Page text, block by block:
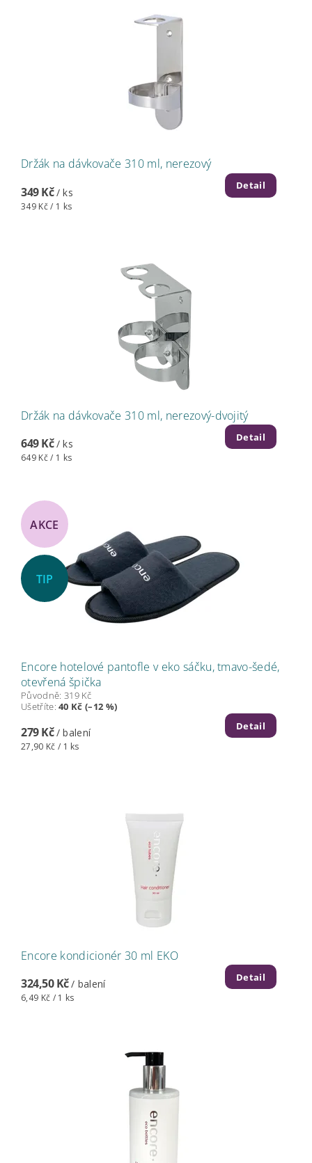
Držák na dávkovače 310 ml, nerezový
349 Kč/ ks
349 Kč / 1 ks
Detail
Držák na dávkovače 310 ml, nerezový-dvojitý
649 Kč/ ks
649 Kč / 1 ks
Detail
AKCE
TIP
Encore hotelové pantofle v eko sáčku, tmavo-šedé,
otevřená špička
Původně: 319 Kč
Ušetříte:40 Kč (–12 %)
279 Kč/ balení
27,90 Kč / 1 ks
Detail
Encore kondicionér 30 ml EKO
324,50 Kč/ balení
6,49 Kč / 1 ks
Detail